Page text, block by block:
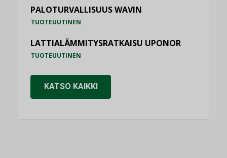
PALOTURVALLISUUS WAVIN
TUOTEUUTINEN
LATTIALÄMMITYSRATKAISU UPONOR
TUOTEUUTINEN
KATSO KAIKKI